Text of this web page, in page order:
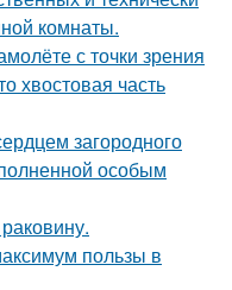
комнаты.
с точки зрения
хвостовая часть
загородного
особым
пользы в